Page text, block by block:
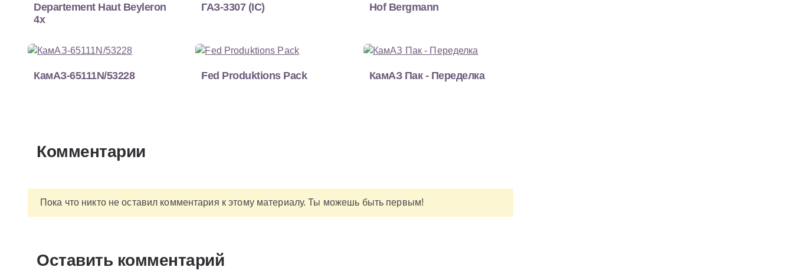
Departement Haut Beyleron
4x
ГАЗ-3307 (IC) Hof Bergmann
КамАЗ-65111N/53228 Fed Produktions Pack КамАЗ Пак - Переделка
Комментарии
Пока что никто не оставил комментария к этому материалу. Ты можешь быть первым!
Оставить комментарий